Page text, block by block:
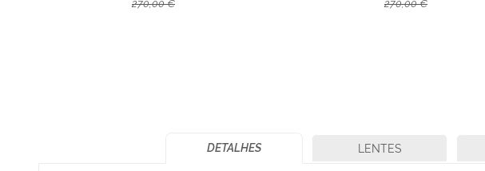
270,00 € 270,00 €
DETALHES LENTES